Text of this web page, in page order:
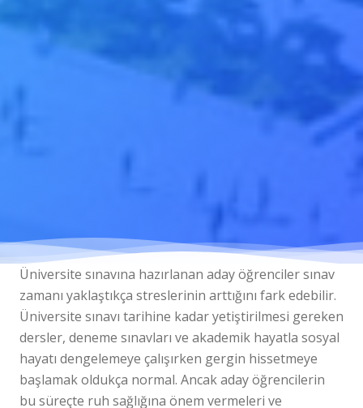
Üniversite sınavına hazırlanan aday öğrenciler sınav
zamanı yaklaştıkça streslerinin arttığını fark edebilir.
Üniversite sınavı tarihine kadar yetiştirilmesi gereken
dersler, deneme sınavları ve akademik hayatla sosyal
hayatı dengelemeye çalışırken gergin hissetmeye
başlamak oldukça normal. Ancak aday öğrencilerin
bu süreçte ruh sağlığına önem vermeleri ve